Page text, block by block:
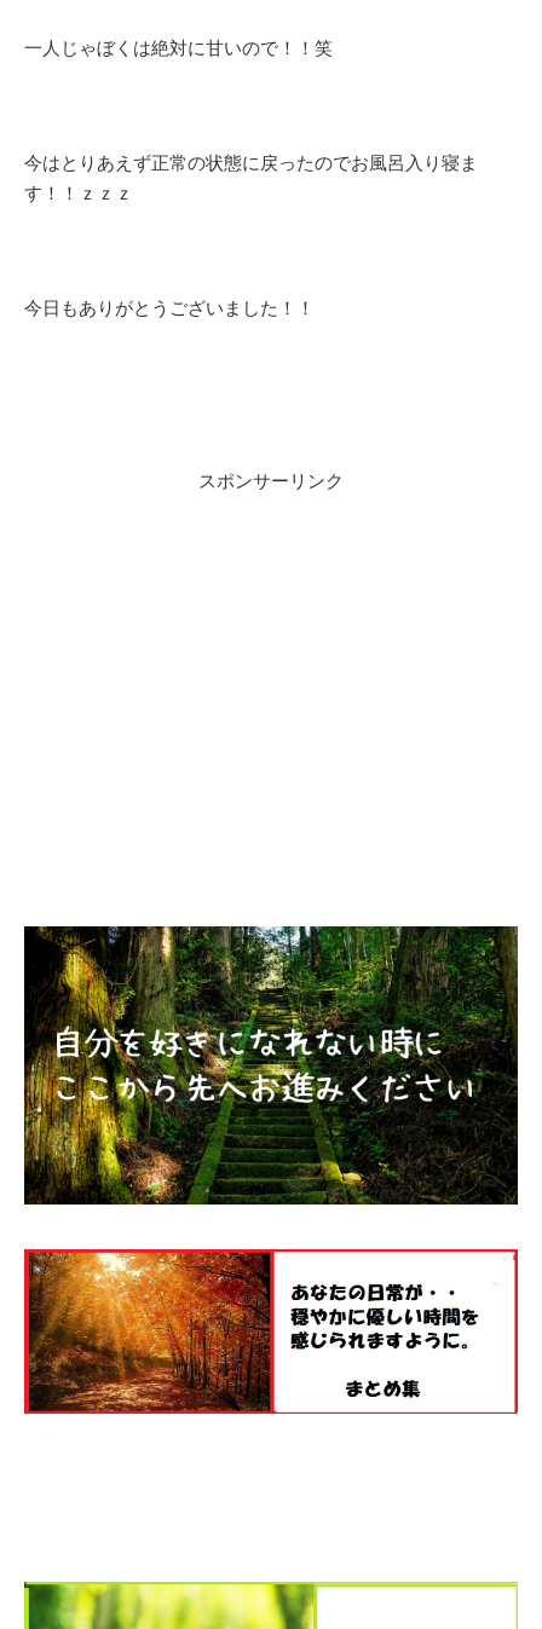
一人じゃぼくは絶対に甘いので！！笑
今はとりあえず正常の状態に戻ったのでお風呂入り寝ま
す！！ｚｚｚ
今日もありがとうございました！！
スポンサーリンク